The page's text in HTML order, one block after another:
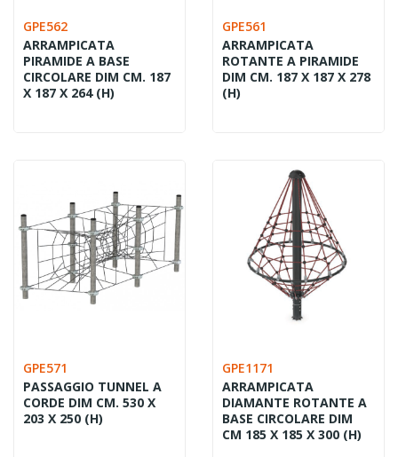
GPE562
ARRAMPICATA
PIRAMIDE A BASE
CIRCOLARE DIM CM. 187
X 187 X 264 (H)
GPE561
ARRAMPICATA
ROTANTE A PIRAMIDE
DIM CM. 187 X 187 X 278
(H)
GPE571
PASSAGGIO TUNNEL A
CORDE DIM CM. 530 X
203 X 250 (H)
GPE1171
ARRAMPICATA
DIAMANTE ROTANTE A
BASE CIRCOLARE DIM
CM 185 X 185 X 300 (H)